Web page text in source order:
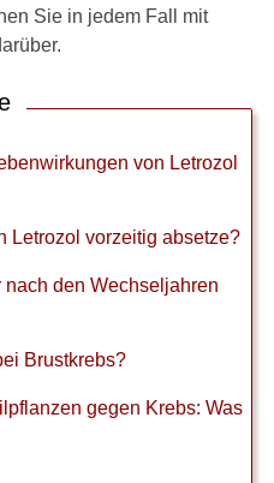
Sie in jedem Fall mit
von Letrozol
Letrozol vorzeitig absetze?
nach den Wechseljahren
Brustkrebs?
gegen Krebs: Was